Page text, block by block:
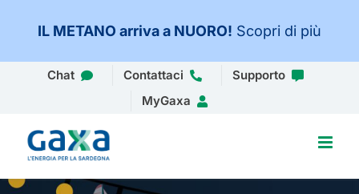
IL METANO arriva a NUORO! Scopri di più
Chat Contattaci
Supporto
MyGaxa